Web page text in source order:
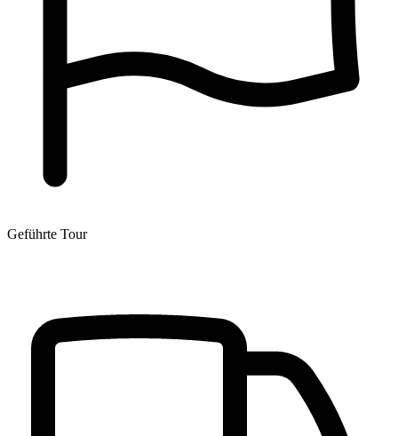
Geführte Tour